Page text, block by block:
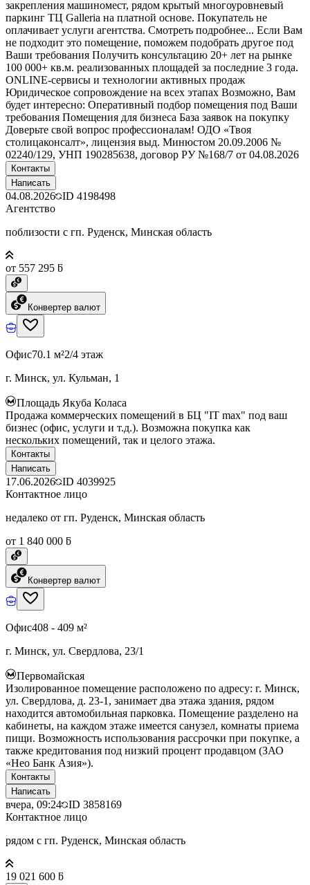
закрепления машиномест, рядом крытый многоуровневый
паркинг ТЦ Galleria на платной основе. Покупатель не
оплачивает услуги агентства. Смотреть подробнее... Если Вам
не подходит это помещение, поможем подобрать другое под
Ваши требования Получить консультацию 20+ лет на рынке
100 000+ кв.м. реализованных площадей за последние 3 года.
ONLINE-сервисы и технологии активных продаж
Юридическое сопровождение на всех этапах Возможно, Вам
будет интересно: Оперативный подбор помещения под Ваши
требования Помещения для бизнеса База заявок на покупку
Доверьте свой вопрос профессионалам! ОДО «Твоя
столицаконсалт», лицензия выд. Минюстом 20.09.2006 №
02240/129, УНП 190285638, договор РУ №168/7 от 04.08.2026
Контакты
Написать
04.08.2026 ID 4198498
Агентство
поблизости с гп. Руденск, Минская область
от 557 295 ƃ
Конвертер валют
Офис70.1 м²2/4 этаж
г. Минск, ул. Кульман, 1
Площадь Якуба Коласа
Продажа коммерческих помещений в БЦ "IT max" под ваш
бизнес (офис, услуги и т.д.). Возможна покупка как
нескольких помещений, так и целого этажа.
Контакты
Написать
17.06.2026 ID 4039925
Контактное лицо
недалеко от гп. Руденск, Минская область
от 1 840 000 ƃ
Конвертер валют
Офис408 - 409 м²
г. Минск, ул. Свердлова, 23/1
Первомайская
Изолированное помещение расположено по адресу: г. Минск,
ул. Свердлова, д. 23-1, занимает два этажа здания, рядом
находится автомобильная парковка. Помещение разделено на
кабинеты, на каждом этаже имеется санузел, комнаты приема
пищи. Возможность использования рассрочки при покупке, а
также кредитования под низкий процент продавцом (ЗАО
«Нео Банк Азия»).
Контакты
Написать
вчера, 09:24 ID 3858169
Контактное лицо
рядом с гп. Руденск, Минская область
19 021 600 ƃ